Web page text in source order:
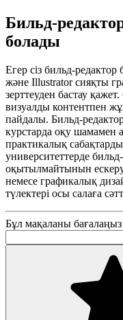
Бильд-
болады
Егер сіз бильд-
және Illustrator сияқты
зерттеуден бастау
визуалды контентпен
пайдалы. Бильд-
курстарда оқу шамамен
практикалық
университеттерде
оқытылмайтынын
немесе графикалық
түлектері осы салаға
Бұл мақаланы бағалаңыз